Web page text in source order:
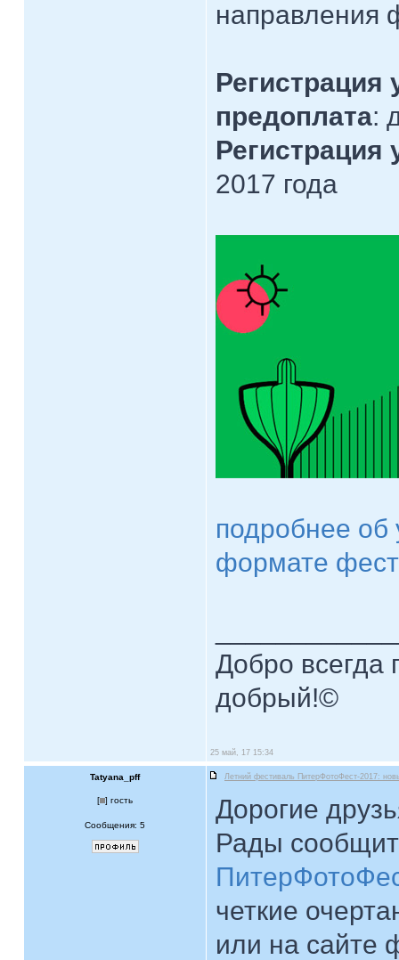
направления
Регистрация
предоплата:
Регистрация
2017 года
подробнее об
формате
Добро всегда
добрый!©
25 май, 17 15:34
Tatyana_pff Летний фестиваль ПитерФотоФест-2017:
[ ] гость
Сообщения: 5
Дорогие
Рады
четкие
или на сайте